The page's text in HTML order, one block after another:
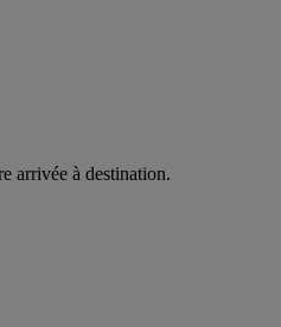
arrivée à destination.